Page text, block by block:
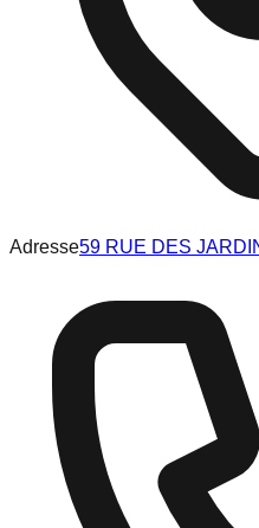
Adresse59 RUE DES